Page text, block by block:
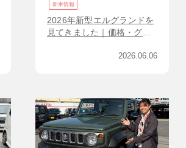
新車情報
2026年新型エルグランドを
見てきました｜価格・グレ
2026.06.06